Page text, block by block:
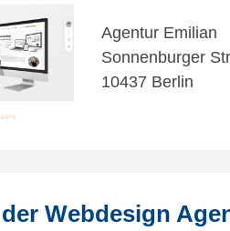
Agentur Emilian
Sonnenburger
10437 Berlin
Webdesign